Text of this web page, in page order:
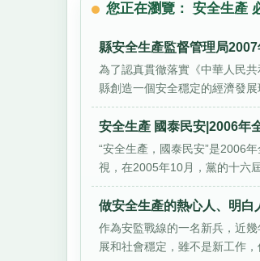
您正在瀏覽： 安全生產
縣安全生產監督管理局
為了認真貫徹落實《中華人民
縣創造一個安全穩定的經濟發
安全生產 國泰民安|2006年
“安全生產，國泰民安”是2006
視，在2005年10月，黨的十六
做安全生產的熱心人、明白
作為安監戰線的一名新兵，近
展和社會穩定，雖不是新工作